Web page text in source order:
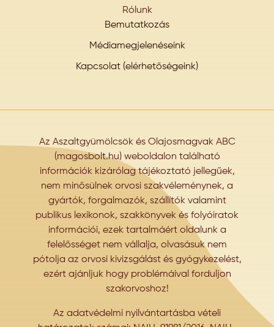
Rólunk
Bemutatkozás
Médiamegjelenéseink
Kapcsolat (elérhetőségeink)
Az Aszaltgyümölcsök és Olajosmagvak ABC
(magosbolt.hu) weboldalon található
információk kizárólag tájékoztató jellegűek,
nem minősülnek orvosi szakvéleménynek, a
gyártók, forgalmazók, szállítók valamint
publikus lexikonok, szakkönyvek és folyóiratok
információi, ezek tartalmáért oldalunk a
felelősséget nem vállalja, olvasásuk nem
pótolja az orvosi kivizsgálást és gyógykezelést,
ezért ajánljuk hogy problémáival forduljon
szakorvoshoz!
Az adatvédelmi nyilvántartásba vételi